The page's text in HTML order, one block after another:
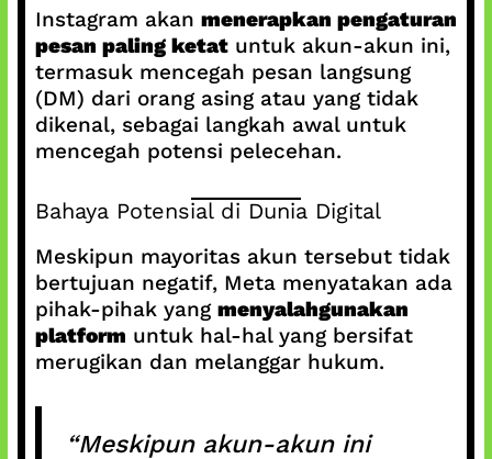
Instagram akan menerapkan pengaturan
pesan paling ketatuntuk akun-akun ini,
termasuk mencegah pesan langsung
(DM) dari orang asing atau yang tidak
dikenal, sebagai langkah awal untuk
mencegah potensi pelecehan.
Bahaya Potensial di Dunia Digital
Meskipun mayoritas akun tersebut tidak
bertujuan negatif, Meta menyatakan ada
pihak-pihak yang menyalahgunakan
platform untuk hal-hal yang bersifat
merugikan dan melanggar hukum.
“Meskipun akun-akun ini